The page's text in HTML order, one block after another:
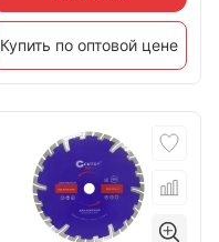
Купить по оптовой цене